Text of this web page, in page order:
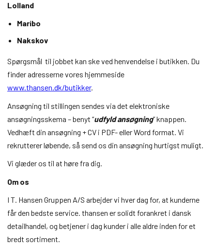
Lolland
Maribo
Nakskov
Spørgsmål til jobbet kan ske ved henvendelse i butikken. Du
finder adresserne vores hjemmeside
www.thansen.dk/butikker.
Ansøgning til stillingen sendes via det elektroniske
ansøgningsskema – benyt “udfyld ansøgning” knappen.
Vedhæft din ansøgning + CV i PDF- eller Word format. Vi
rekrutterer løbende, så send os din ansøgning hurtigst muligt.
Vi glæder os til at høre fra dig.
Om os
I T. Hansen Gruppen A/S arbejder vi hver dag for, at kunderne
får den bedste service. thansen er solidt forankret i dansk
detailhandel, og betjener i dag kunder i alle aldre inden for et
bredt sortiment.